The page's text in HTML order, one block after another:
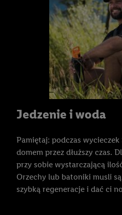
Jedzenie i woda
Pamiętaj: podczas wycieczek
domem przez dłuższy czas.
przy sobie wystarczającą
Orzechy lub batoniki musli
szybką regeneracje i dać ci